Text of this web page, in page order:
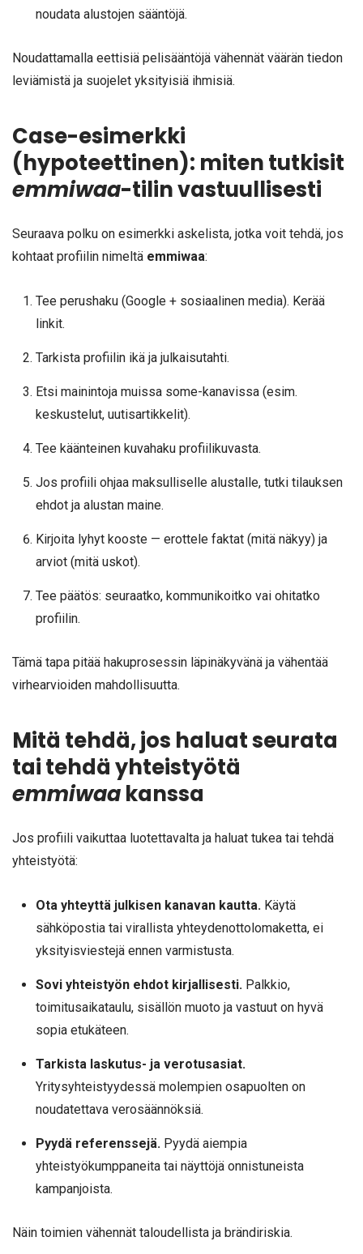
noudata alustojen sääntöjä.
Noudattamalla eettisiä pelisääntöjä vähennät väärän tiedon
leviämistä ja suojelet yksityisiä ihmisiä.
Case-esimerkki
(hypoteettinen): miten tutkisit
emmiwaa-tilin vastuullisesti
Seuraava polku on esimerkki askelista, jotka voit tehdä, jos
kohtaat profiilin nimeltä emmiwaa:
Tee perushaku (Google + sosiaalinen media). Kerää
linkit.
Tarkista profiilin ikä ja julkaisutahti.
Etsi mainintoja muissa some-kanavissa (esim.
keskustelut, uutisartikkelit).
Tee käänteinen kuvahaku profiilikuvasta.
Jos profiili ohjaa maksulliselle alustalle, tutki tilauksen
ehdot ja alustan maine.
Kirjoita lyhyt kooste — erottele faktat (mitä näkyy) ja
arviot (mitä uskot).
Tee päätös: seuraatko, kommunikoitko vai ohitatko
profiilin.
Tämä tapa pitää hakuprosessin läpinäkyvänä ja vähentää
virhearvioiden mahdollisuutta.
Mitä tehdä, jos haluat seurata
tai tehdä yhteistyötä
emmiwaakanssa
Jos profiili vaikuttaa luotettavalta ja haluat tukea tai tehdä
yhteistyötä:
Ota yhteyttä julkisen kanavan kautta.Käytä
sähköpostia tai virallista yhteydenottolomaketta, ei
yksityisviestejä ennen varmistusta.
Sovi yhteistyön ehdot kirjallisesti.Palkkio,
toimitusaikataulu, sisällön muoto ja vastuut on hyvä
sopia etukäteen.
Tarkista laskutus- ja verotusasiat.
Yritysyhteistyydessä molempien osapuolten on
noudatettava verosäännöksiä.
Pyydä referenssejä.Pyydä aiempia
yhteistyökumppaneita tai näyttöjä onnistuneista
kampanjoista.
Näin toimien vähennät taloudellista ja brändiriskia.